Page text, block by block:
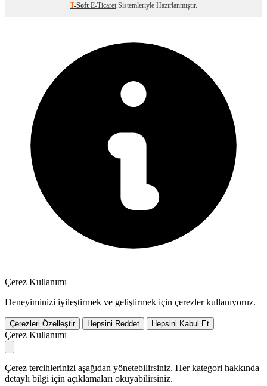
T-Soft E-Ticaret Sistemleriyle Hazırlanmıştır.
Çerez Kullanımı
Deneyiminizi iyileştirmek ve geliştirmek için çerezler kullanıyoruz.
Çerezleri Özelleştir Hepsini Reddet Hepsini Kabul Et
Çerez Kullanımı
Çerez tercihlerinizi aşağıdan yönetebilirsiniz. Her kategori hakkında
detaylı bilgi için açıklamaları okuyabilirsiniz.